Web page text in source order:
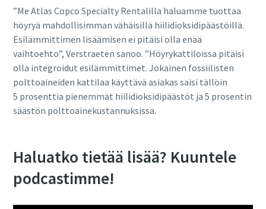
”Me Atlas Copco Specialty Rentalilla haluamme tuottaa
höyryä mahdollisimman vähäisillä hiilidioksidipäästöillä.
Esilämmittimen lisäämisen ei pitäisi olla enää
vaihtoehto”, Verstraeten sanoo. ”Höyrykattiloissa pitäisi
olla integroidut esilämmittimet. Jokainen fossiilisten
polttoaineiden kattilaa käyttävä asiakas saisi tällöin
5 prosenttia pienemmät hiilidioksidipäästöt ja 5 prosentin
säästön polttoainekustannuksissa.
Haluatko tietää lisää? Kuuntele
podcastimme!